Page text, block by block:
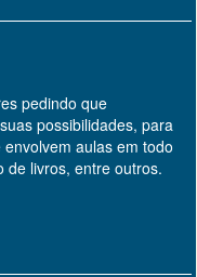
pedindo que
possibilidades, para
aulas em todo
de livros, entre outros.